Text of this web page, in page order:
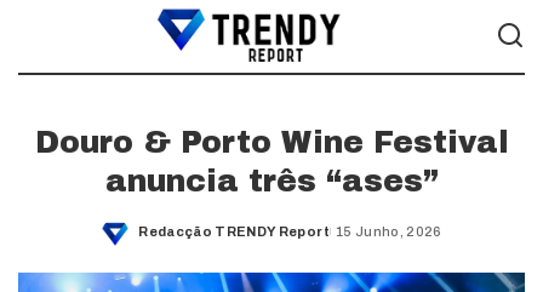
Douro & Porto Wine Festival
anuncia três “ases”
Posted
Redacção TRENDY Report 15 Junho, 2026